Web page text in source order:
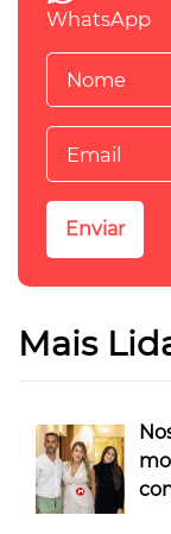
WhatsApp
Mais